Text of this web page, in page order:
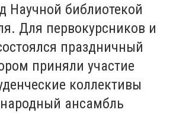
Научной библиотекой
Для первокурсников и
праздничный
приняли участие
коллективы
народный ансамбль